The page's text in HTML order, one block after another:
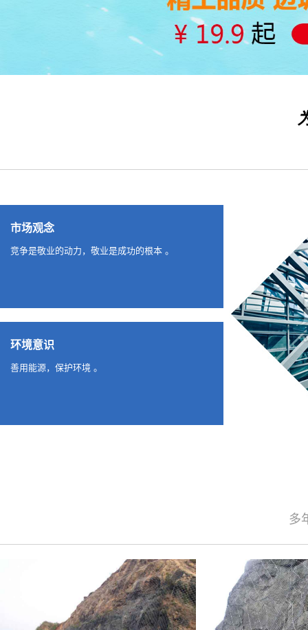
市场观念
竞争是敬业的动力，敬业是成功的根本 。
环境意识
善用能源，保护环境 。
多